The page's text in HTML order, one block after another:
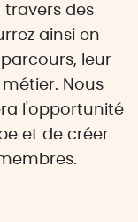
des
ainsi en
leur
Nous
l'opportunité
et de créer